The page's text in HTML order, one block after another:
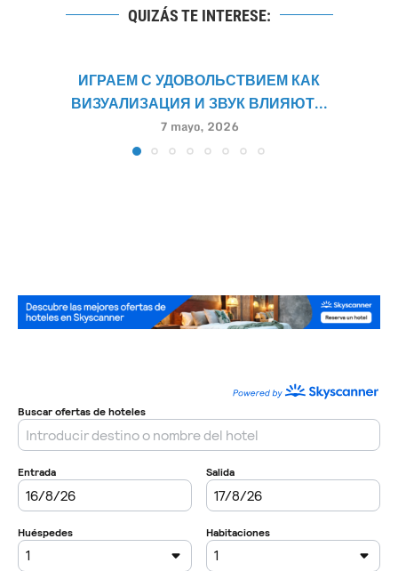
QUIZÁS TE INTERESE:
ИГРАЕМ С УДОВОЛЬСТВИЕМ КАК
ВИЗУАЛИЗАЦИЯ И ЗВУК ВЛИЯЮТ...
7 mayo, 2026